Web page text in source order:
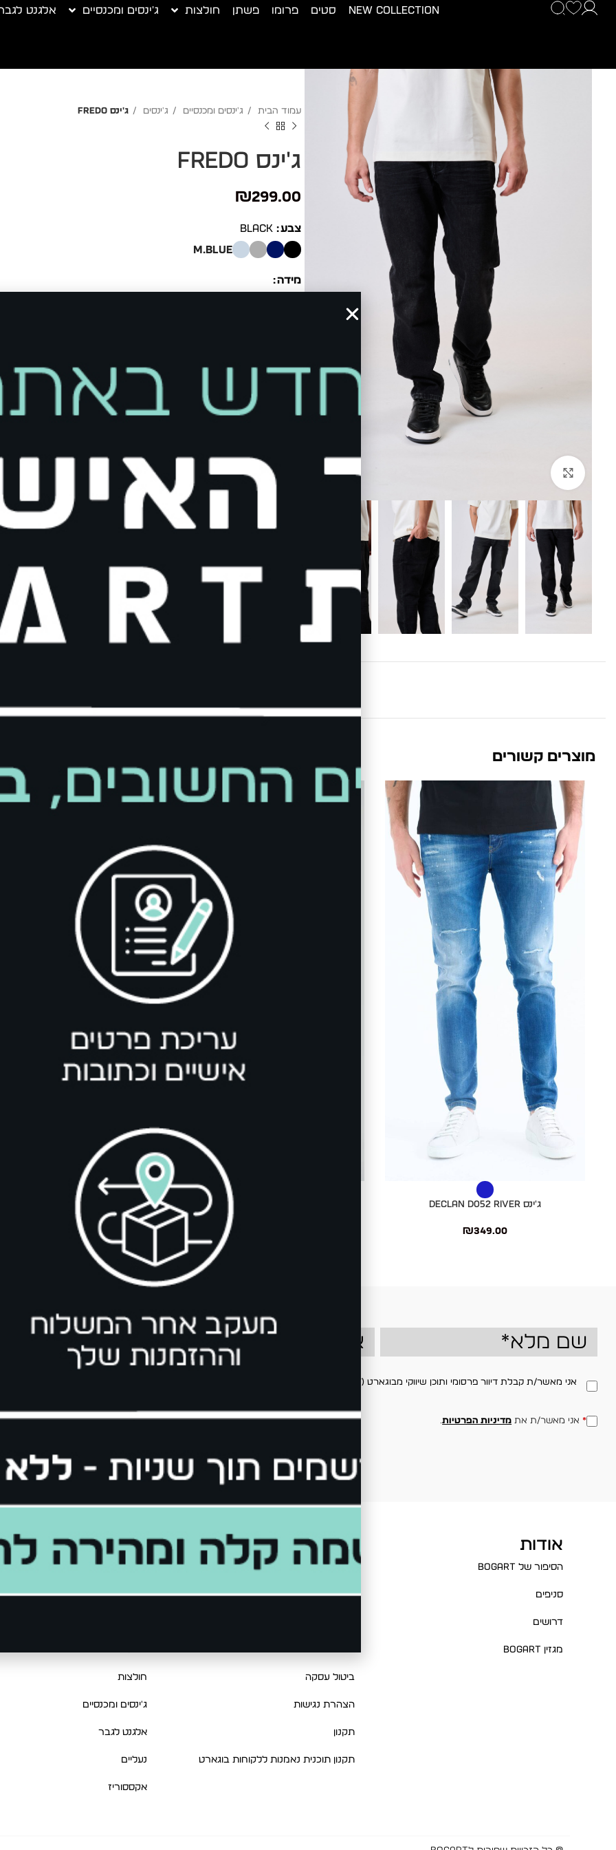
New Collection סטים פרומו פשתן חולצות ג'ינסים ומכנסיים אלגנט
עמוד הבית ג'ינסים ומכנסיים ג'ינסים ג'ינס FREDO
ג'ינס FREDO
₪299.00
צבע
BLACK
M.BLUE
מידה
משלוחים והחזרות
החזרת פריטים הינה פשוטה, קלה ונוחה.
ניתן להחליף/להחזיר את הפריט בכל סניפי רשת בוגארט (למעט סניפי Outlet) או באמצעות איסוף ע״י שליח בעלות של 20 ₪.
במקרה של החזרת פריט, תקבלו זיכוי כספי בהתאם ל
מדיניות החזרות
ג'ינסים ג'ינסים ומכנסיים
מוצרים קשורים
ג'ינס DECLAN D052 RIVER
₪349.00
בחר אפשרויות
ג'ינס LEDGAR B280
the first to
אני מאשר/ת קבלת דיוור פרסומי ותוכן שיווקי מבוגארט (BOGART) בדוא"ל ו/או במסרון, בהתאם למדיניות הפרטיות באתר. ניתן לבטל את ההסכמה בכל עת.
*אני מאשר/ת את מדיניות הפרטיות.
אודות
הסיפור של BOGART
סניפים
דרושים
מגזין BOGART
עזרה
שאלות ותשובות
צור קשר
ביטול עסקה
הצהרת נגישות
תקנון
תקנון תוכנית נאמנות ללקוחות בוגארט
מוצרים
קביעת מדידה לחליפה
New Collection
חולצות
ג'ינסים ומכנסיים
אלגנט לגבר
נעליים
אקססוריז